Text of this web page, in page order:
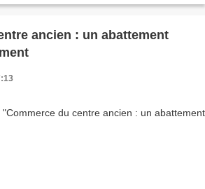
ancien : un abattement